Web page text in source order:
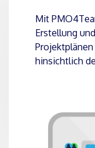
Mit
Erstellung
hinsichtlich